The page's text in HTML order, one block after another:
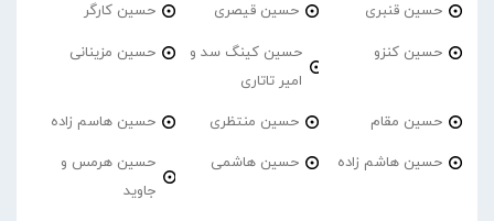
حسین قنبری حسین قیصری حسین کارگر
حسین کنزو
حسین کینگ سد و
امیر تاتاری
حسین مزینانی
حسین مقام حسین منتظری حسین هاسم زاده
حسین هاشم زاده حسین هاشمی
حسین هرمس و
جاوید